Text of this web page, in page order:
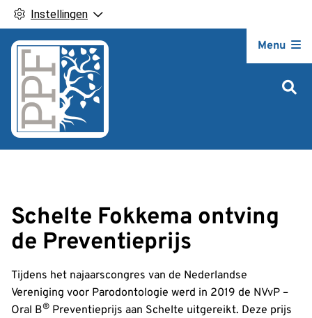
Instellingen
Menu
Schelte Fokkema ontving
de Preventieprijs
Tijdens het najaarscongres van de Nederlandse
Vereniging voor Parodontologie werd in 2019 de NVvP –
Oral B® Preventieprijs aan Schelte uitgereikt. Deze prijs